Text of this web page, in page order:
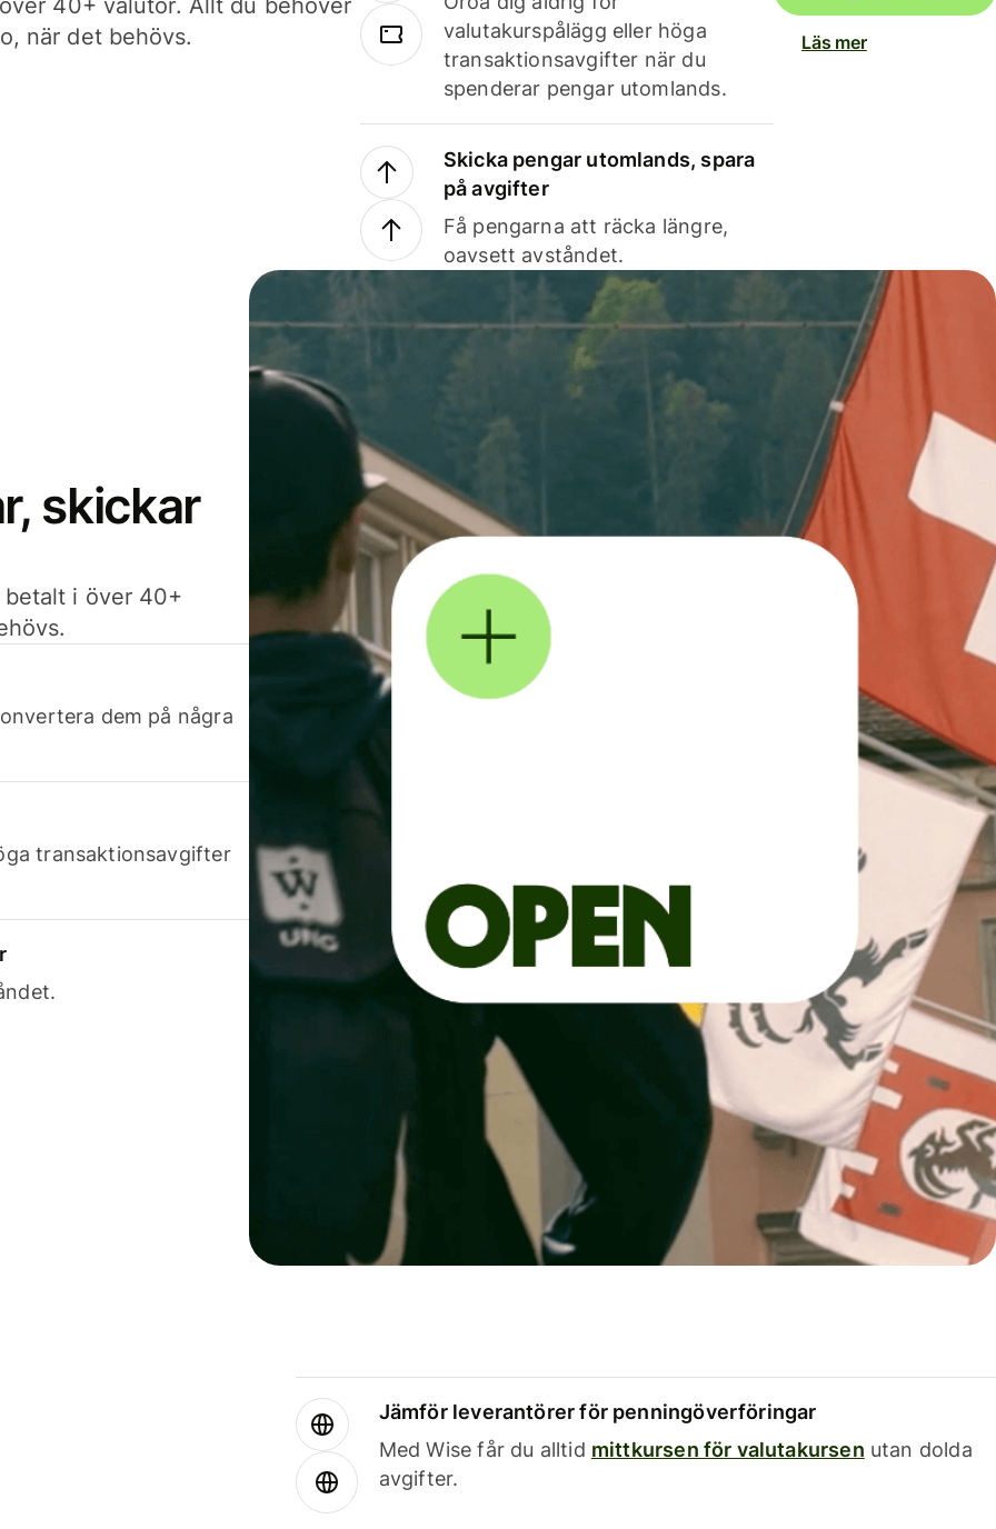
när det behövs.
valutakurspålägg eller höga
transaktionsavgifter när du
spenderar pengar utomlands.
Skicka pengar utomlands, spara
på avgifter
Få pengarna att räcka längre,
oavsett avståndet.
Läs mer
skickar
betalt i över 40+
dem på några
transaktionsavgifter
Jämför leverantörer för penningöverföringar
Med Wise får du alltid mittkursen för valutakursen utan dolda
avgifter.